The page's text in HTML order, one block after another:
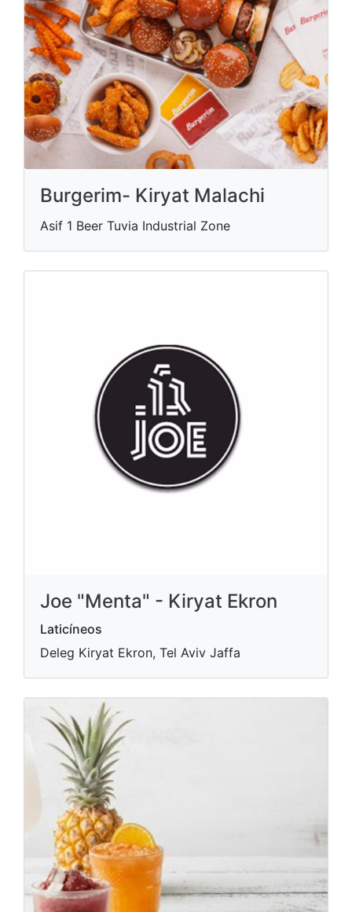
Burgerim- Kiryat Malachi
Asif 1 Beer Tuvia Industrial Zone
Joe "Menta" - Kiryat Ekron
Laticíneos
Deleg Kiryat Ekron, Tel Aviv Jaffa